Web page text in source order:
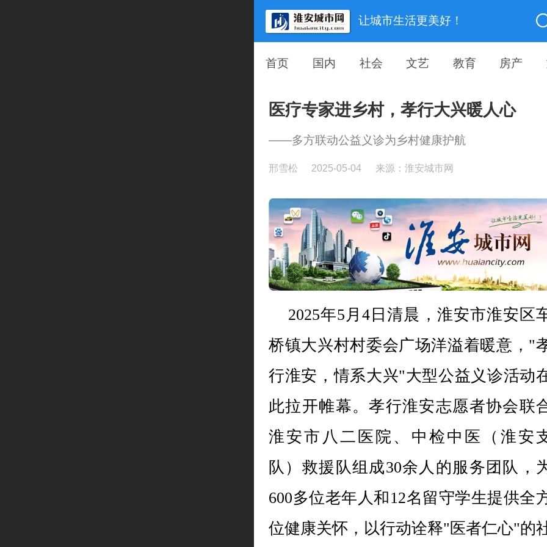
让城市生活更美好！
首页 国内 社会 文艺 教育 房产
医疗专家进乡村，孝行大兴暖人心
——多方联动公益义诊为乡村健康护航
邢雪松 2025-05-04 来源：淮安城市网
2025年5月4日清晨，淮安市淮安区
桥镇大兴村村委会广场洋溢着暖意，"
行淮安，情系大兴"大型公益义诊活动
此拉开帷幕。孝行淮安志愿者协会联
淮安市八二医院、中检中医（淮安
队）救援队组成30余人的服务团队，
600多位老年人和12名留守学生提供全
位健康关怀，以行动诠释"医者仁心"的